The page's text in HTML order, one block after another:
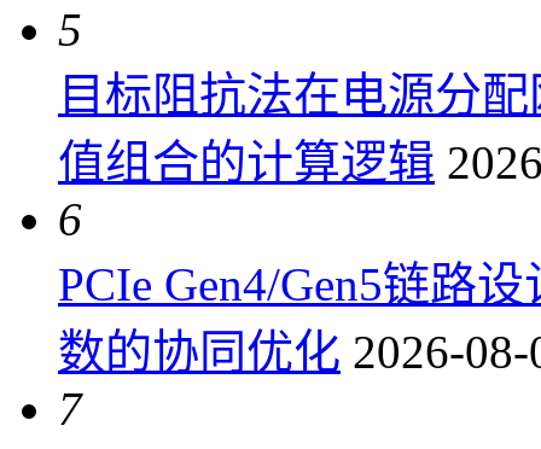
5
目标阻抗法在电源分
值组合的计算逻辑
6
PCIe Gen4/Gen5链路
数的协同优化 2026-
7